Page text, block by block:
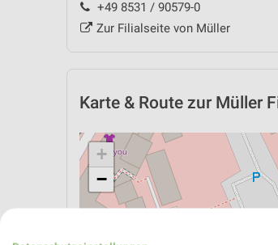
+49 8531 / 90579-0
Zur Filialseite von Müller
Karte & Route zur Müller
+
−